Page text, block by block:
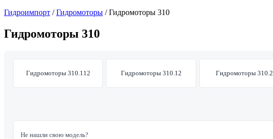
Гидроимпорт /Гидромоторы /Гидромоторы 310
Гидромоторы 310
Гидромоторы 310.112 Гидромоторы 310.12 Гидромоторы 310.2
Не нашли свою модель?